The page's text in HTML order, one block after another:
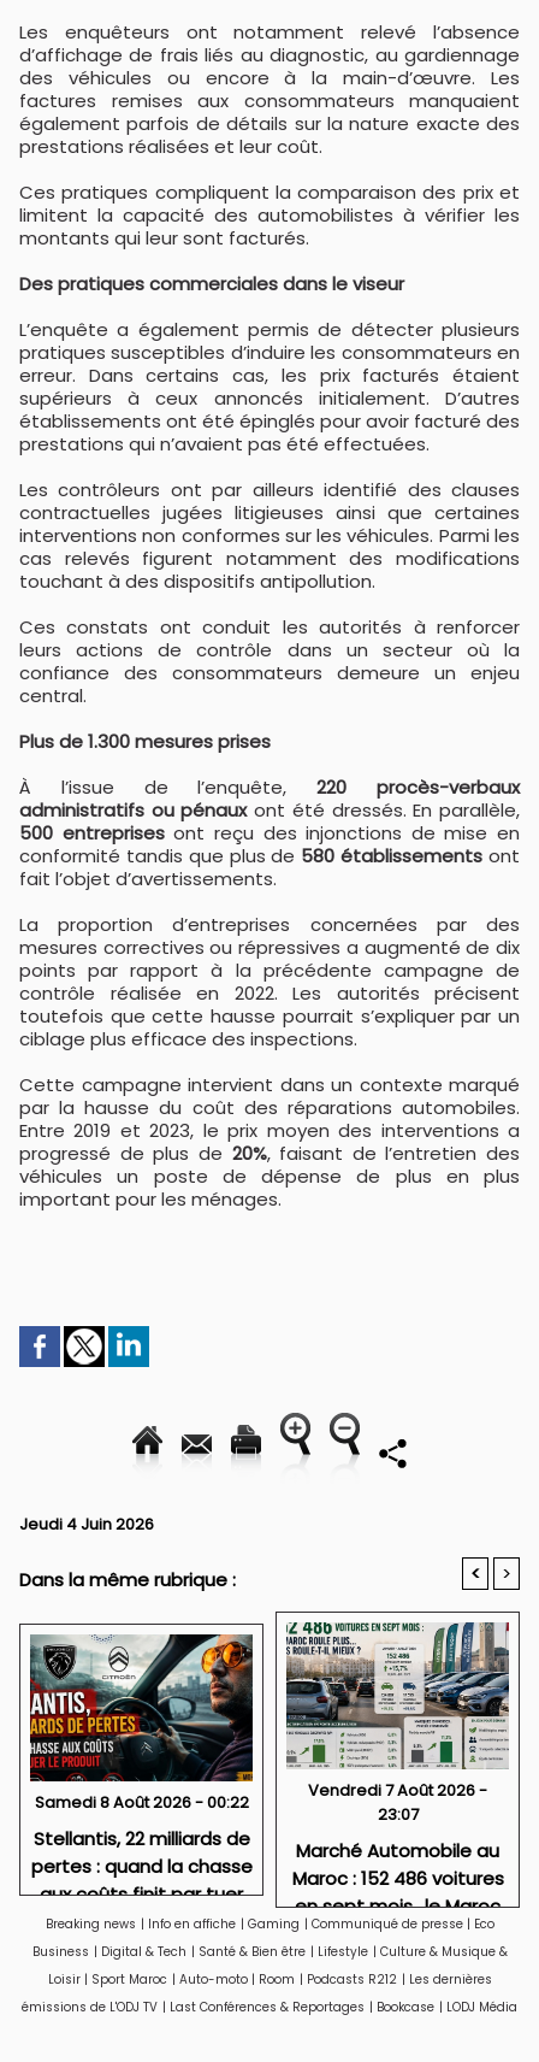
Les enquêteurs ont notamment relevé l’absence
d’affichage de frais liés au diagnostic, au gardiennage
des véhicules ou encore à la main-d’œuvre. Les
factures remises aux consommateurs manquaient
également parfois de détails sur la nature exacte des
prestations réalisées et leur coût.
Ces pratiques compliquent la comparaison des prix et
limitent la capacité des automobilistes à vérifier les
montants qui leur sont facturés.
Des pratiques commerciales dans le viseur
L’enquête a également permis de détecter plusieurs
pratiques susceptibles d’induire les consommateurs en
erreur. Dans certains cas, les prix facturés étaient
supérieurs à ceux annoncés initialement. D’autres
établissements ont été épinglés pour avoir facturé des
prestations qui n’avaient pas été effectuées.
Les contrôleurs ont par ailleurs identifié des clauses
contractuelles jugées litigieuses ainsi que certaines
interventions non conformes sur les véhicules. Parmi les
cas relevés figurent notamment des modifications
touchant à des dispositifs antipollution.
Ces constats ont conduit les autorités à renforcer
leurs actions de contrôle dans un secteur où la
confiance des consommateurs demeure un enjeu
central.
Plus de 1.300 mesures prises
À l’issue de l’enquête,220 procès-verbaux
administratifs ou pénauxont été dressés. En parallèle,
500 entreprisesont reçu des injonctions de mise en
conformité tandis que plus de 580 établissements ont
fait l’objet d’avertissements.
La proportion d’entreprises concernées par des
mesures correctives ou répressives a augmenté de dix
points par rapport à la précédente campagne de
contrôle réalisée en 2022. Les autorités précisent
toutefois que cette hausse pourrait s’expliquer par un
ciblage plus efficace des inspections.
Cette campagne intervient dans un contexte marqué
par la hausse du coût des réparations automobiles.
Entre 2019 et 2023, le prix moyen des interventions a
progressé de plus de 20%, faisant de l’entretien des
véhicules un poste de dépense de plus en plus
important pour les ménages.
Jeudi 4 Juin 2026
Dans la même rubrique : < >
Samedi 8 Août 2026 - 00:22
Stellantis, 22 milliards de
pertes : quand la chasse
aux coûts finit par tuer
le produit
Vendredi 7 Août 2026 -
23:07
Marché Automobile au
Maroc : 152 486 voitures
en sept mois.. le Maroc
roule plus.. mais roule-t-
il mieux ?
Breaking news | Info en affiche | Gaming | Communiqué de presse | Eco
Business | Digital & Tech | Santé & Bien être | Lifestyle | Culture & Musique &
Loisir | Sport Maroc | Auto-moto | Room | Podcasts R212 | Les dernières
émissions de L'ODJ TV | Last Conférences & Reportages | Bookcase | LODJ Média